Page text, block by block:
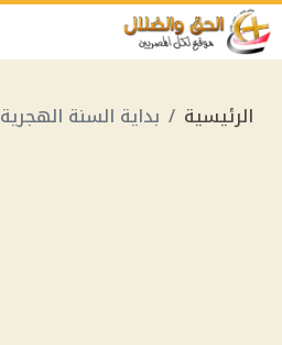
الرئيسية بداية السنة الهجرية